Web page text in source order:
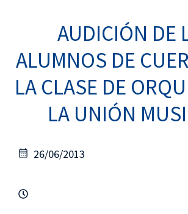
AUDICIÓN DE
ALUMNOS DE
LA CLASE DE
LA UNIÓN
26/06/2013